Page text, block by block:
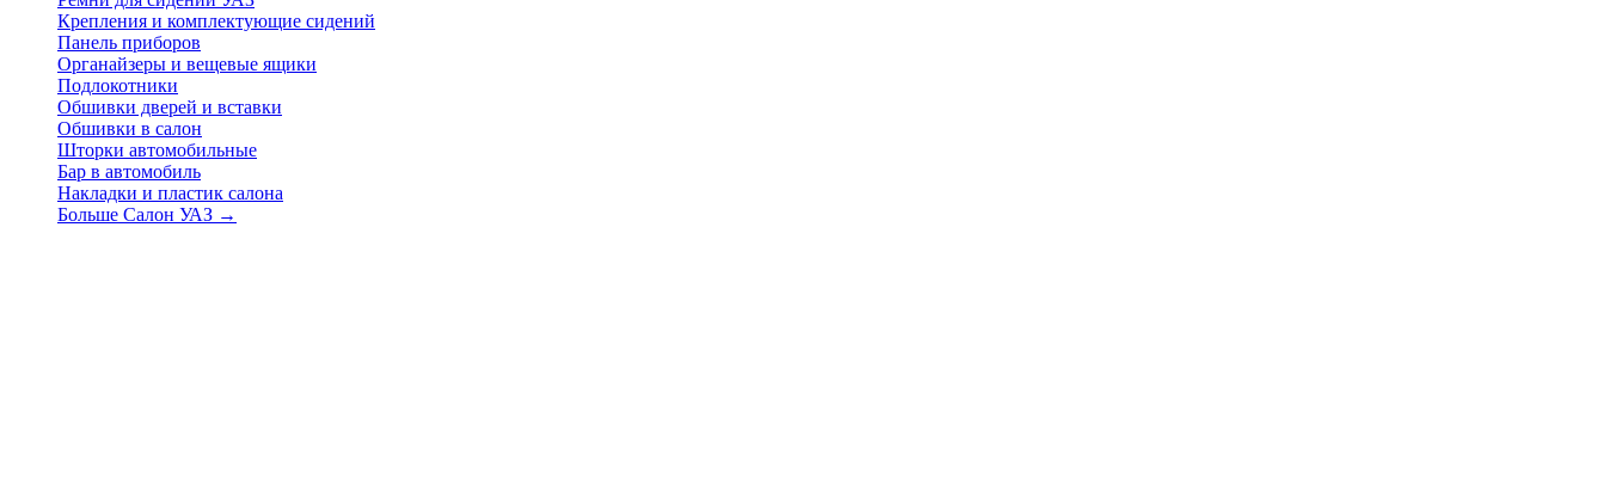
Крепления и комплектующие сидений
Панель приборов
Органайзеры и вещевые ящики
Подлокотники
Обшивки дверей и вставки
Обшивки в салон
Шторки автомобильные
Бар в автомобиль
Накладки и пластик салона
Больше Салон УАЗ →